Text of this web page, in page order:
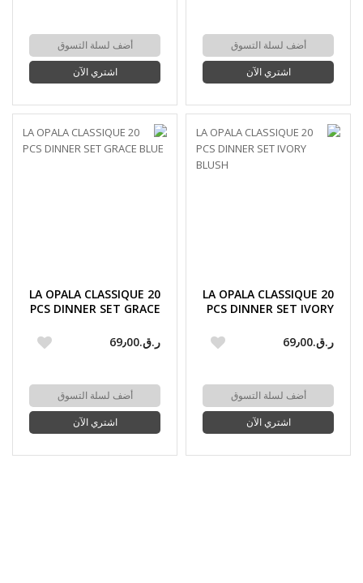
أضف لسلة التسوق
اشتري الآن
أضف لسلة التسوق
اشتري الآن
LA OPALA CLASSIQUE 20
PCS DINNER SET IVORY
ر.ق.‏69٫00
أضف لسلة التسوق
اشتري الآن
LA OPALA CLASSIQUE 20
PCS DINNER SET GRACE
ر.ق.‏69٫00
أضف لسلة التسوق
اشتري الآن